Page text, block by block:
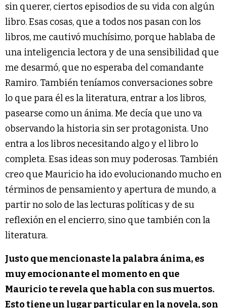
sin querer, ciertos episodios de su vida con algún
libro. Esas cosas, que a todos nos pasan con los
libros, me cautivó muchísimo, porque hablaba de
una inteligencia lectora y de una sensibilidad que
me desarmó, que no esperaba del comandante
Ramiro. También teníamos conversaciones sobre
lo que para él es la literatura, entrar a los libros,
pasearse como un ánima. Me decía que uno va
observando la historia sin ser protagonista. Uno
entra a los libros necesitando algo y el libro lo
completa. Esas ideas son muy poderosas. También
creo que Mauricio ha ido evolucionando mucho en
términos de pensamiento y apertura de mundo, a
partir no solo de las lecturas políticas y de su
reflexión en el encierro, sino que también con la
literatura.
Justo que mencionaste la palabra ánima, es
muy emocionante el momento en que
Mauricio te revela que habla con sus muertos.
Esto tiene un lugar particular en la novela, son